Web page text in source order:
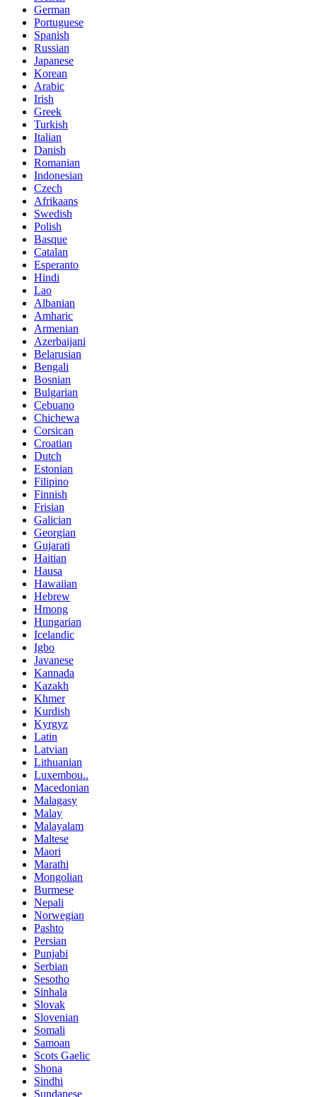
German
Portuguese
Spanish
Russian
Japanese
Korean
Arabic
Irish
Greek
Turkish
Italian
Danish
Romanian
Indonesian
Czech
Afrikaans
Swedish
Polish
Basque
Catalan
Esperanto
Hindi
Lao
Albanian
Amharic
Armenian
Azerbaijani
Belarusian
Bengali
Bosnian
Bulgarian
Cebuano
Chichewa
Corsican
Croatian
Dutch
Estonian
Filipino
Finnish
Frisian
Galician
Georgian
Gujarati
Haitian
Hausa
Hawaiian
Hebrew
Hmong
Hungarian
Icelandic
Igbo
Javanese
Kannada
Kazakh
Khmer
Kurdish
Kyrgyz
Latin
Latvian
Lithuanian
Luxembou..
Macedonian
Malagasy
Malay
Malayalam
Maltese
Maori
Marathi
Mongolian
Burmese
Nepali
Norwegian
Pashto
Persian
Punjabi
Serbian
Sesotho
Sinhala
Slovak
Slovenian
Somali
Samoan
Scots Gaelic
Shona
Sindhi
Sundanese